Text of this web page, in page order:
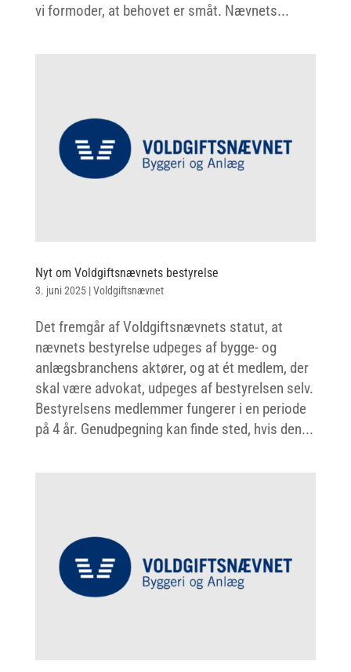
vi formoder, at behovet er småt. Nævnets...
Nyt om Voldgiftsnævnets bestyrelse
3. juni 2025|Voldgiftsnævnet
Det fremgår af Voldgiftsnævnets statut, at
nævnets bestyrelse udpeges af bygge- og
anlægsbranchens aktører, og at ét medlem, der
skal være advokat, udpeges af bestyrelsen selv.
Bestyrelsens medlemmer fungerer i en periode
på 4 år. Genudpegning kan finde sted, hvis den...